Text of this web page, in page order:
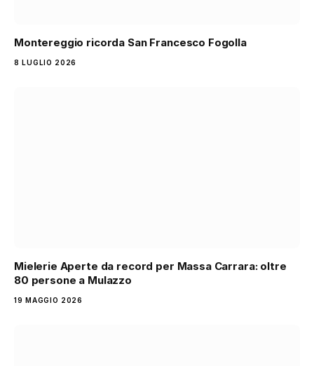
Montereggio ricorda San Francesco Fogolla
8 LUGLIO 2026
Mielerie Aperte da record per Massa Carrara: oltre
80 persone a Mulazzo
19 MAGGIO 2026